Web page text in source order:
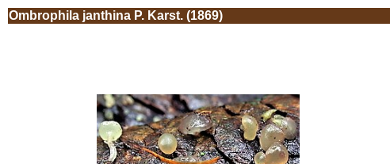
Ombrophila janthina P. Karst. (1869)